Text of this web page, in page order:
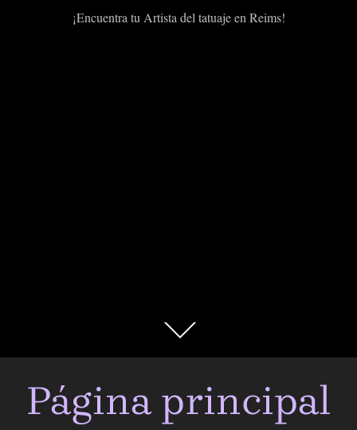
¡Encuentra tu Artista del tatuaje en Reims!
Scroll
abajo
ver
el
Página principal